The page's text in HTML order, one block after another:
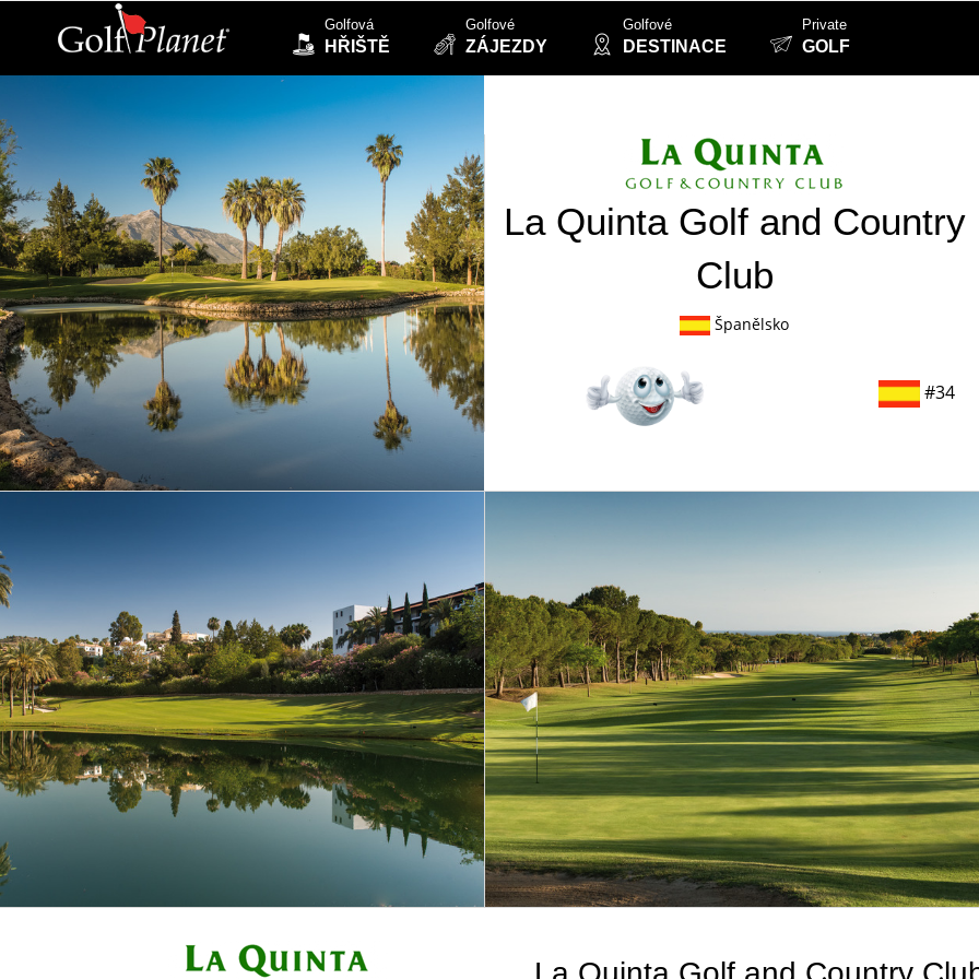
Golfová
HŘIŠTĚ
Golfové
ZÁJEZDY
Golfové
DESTINACE
Private
GOLF
La Quinta Golf and Country
Club
Španělsko
#34